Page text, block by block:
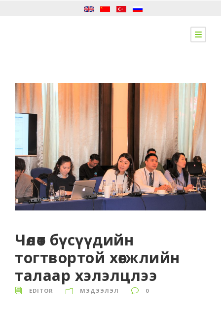
Чөлөөт бүсүүдийн
тогтвортой хөгжлийн
талаар хэлэлцлээ
EDITOR МЭДЭЭЛЭЛ 0